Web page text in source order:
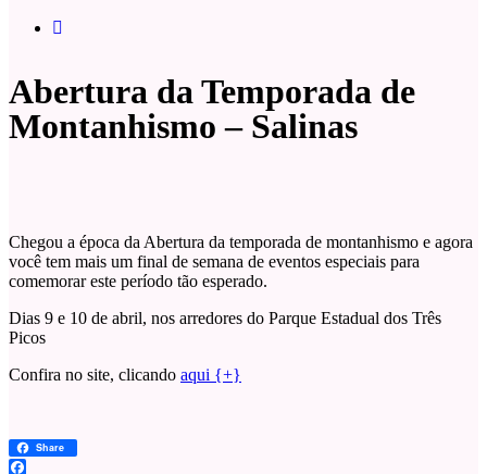
Abertura da Temporada de
Montanhismo – Salinas
Chegou a época da Abertura da temporada de montanhismo e agora
você tem mais um final de semana de eventos especiais para
comemorar este período tão esperado.
Dias 9 e 10 de abril, nos arredores do Parque Estadual dos Três
Picos
Confira no site, clicando aqui {+}
Share